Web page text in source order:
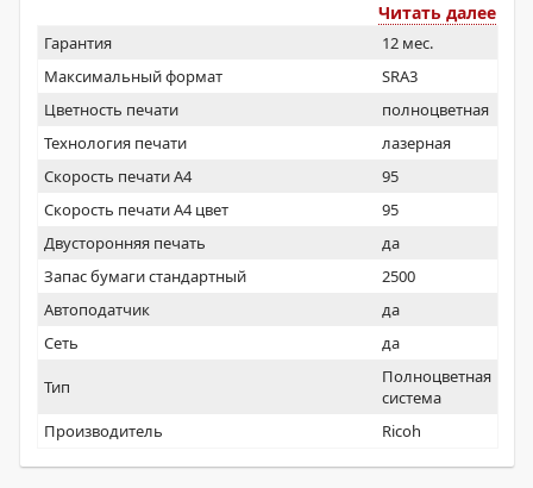
Читать далее
Гарантия
12 мес.
Максимальный формат
SRA3
Цветность печати
полноцветная
Технология печати
лазерная
Скорость печати А4
95
Скорость печати А4 цвет
95
Двусторонняя печать
да
Запас бумаги стандартный
2500
Автоподатчик
да
Сеть
да
Тип
Полноцветная
система
Производитель
Ricoh